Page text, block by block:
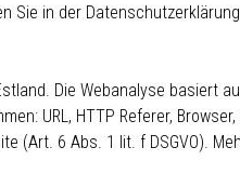
Sie in der
Die Webanalyse basiert
URL, HTTP Referer,
(Art. 6 Abs. 1 lit. f DSGVO).